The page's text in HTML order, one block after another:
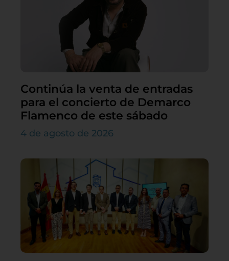
Continúa la venta de entradas
para el concierto de Demarco
Flamenco de este sábado
4 de agosto de 2026